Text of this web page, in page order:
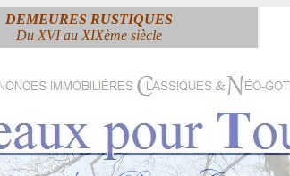
DEMEURES RUSTIQUES
Du XVI au XIXème siècle